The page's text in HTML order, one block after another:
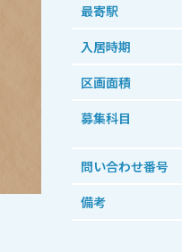
最寄駅
入居時期
区画面積
募集科目
問い合わせ番号
備考